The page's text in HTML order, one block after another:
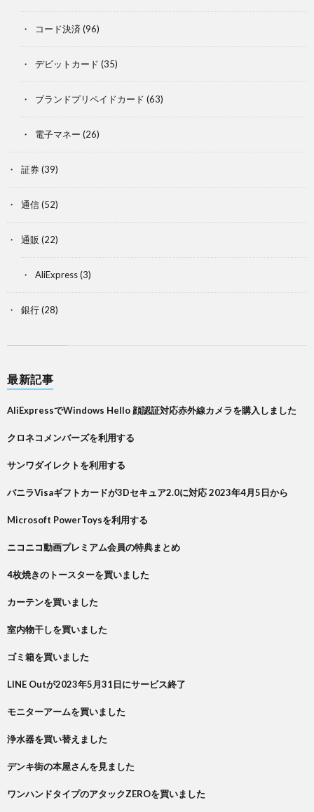
コード決済 (96)
デビットカード (35)
ブランドプリペイドカード (63)
電子マネー (26)
証券(39)
通信(52)
通販 (22)
AliExpress(3)
銀行(28)
最新記事
AliExpressでWindows Hello 顔認証対応赤外線カメラを購入しました
クロネコメンバーズを利用する
サンワダイレクトを利用する
バニラVisaギフトカードが3Dセキュア2.0に対応 2023年4月5日から
Microsoft PowerToysを利用する
ニコニコ動画プレミアム会員の特典まとめ
4枚焼きのトースターを買いました
カーテンを買いました
室内物干しを買いました
ゴミ箱を買いました
LINE Outが2023年5月31日にサービス終了
モニターアームを買いました
浄水器を買い替えました
デンキ街の本屋さんを見ました
ワンハンドタイプのアタックZEROを買いました